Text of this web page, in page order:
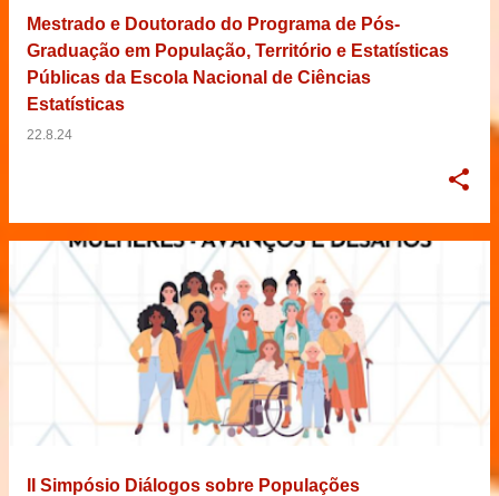
Mestrado e Doutorado do Programa de Pós-
Graduação em População, Território e Estatísticas
Públicas da Escola Nacional de Ciências
Estatísticas
22.8.24
II Simpósio Diálogos sobre Populações